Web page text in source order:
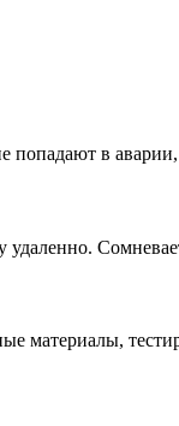
попадают в
материалы,